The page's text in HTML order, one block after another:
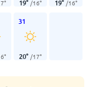
° 19° /16° 19° /16°
°
31
20° /17°